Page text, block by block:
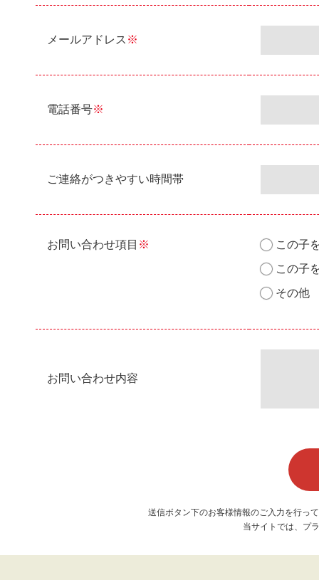
メールアドレス ※
電話番号※
ご連絡がつきやすい時間帯
お問い合わせ項目 ※
この子
この子
その他
お問い合わせ内容
送信ボタン下のお客様情報のご入力を行っ
当サイトでは、プ